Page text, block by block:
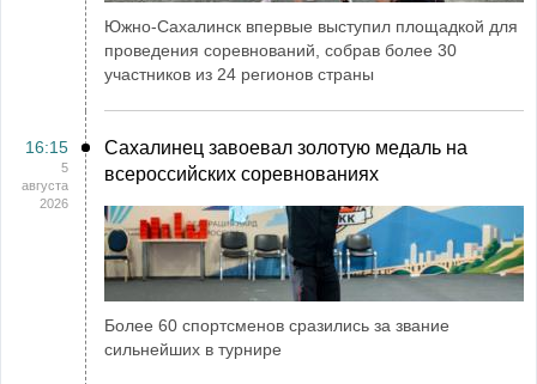
Южно-Сахалинск впервые выступил площадкой для
проведения соревнований, собрав более 30
участников из 24 регионов страны
16:15
5
августа
2026
Сахалинец завоевал золотую медаль на
всероссийских соревнованиях
Более 60 спортсменов сразились за звание
сильнейших в турнире